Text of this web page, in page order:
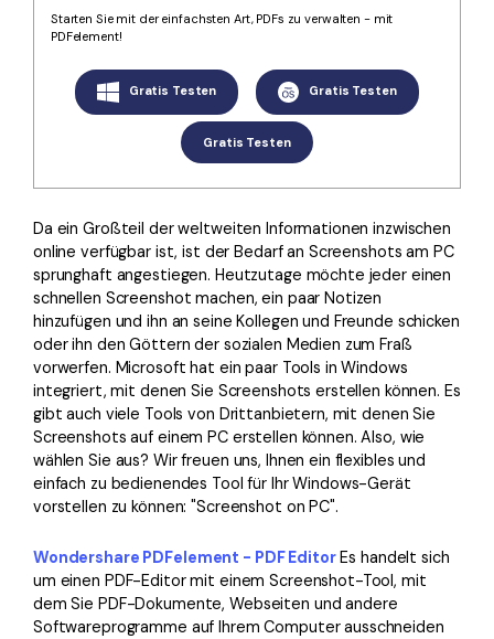
PDF freigeben
eSign PDFs rechtmäßig Neu
Branchen
Bildung
IT-Dienstleistung
Rechtliches
Gesundheitswesen
Finanzen
Regierung
Veröffentlichung
Freiberufler
Alle PDF-Funktionen
Was ist NEU
Benutzerhandbuch
PDFelement für Windows
PDFelement für iOS
PDFelement für Android
Mehr erfahren
Bewertungen
Sehen Sie, was unsere Nutzer sagen.
Kostenlose PDF-Vorlagen
Bearbeiten, Drucken und Anpassen von kostenlosen Vorlagen.
PDF-Wissen
PDF-bezogene Informationen, die Sie benötigen.
Download-Zentrum
Laden Sie die leistungsstärksten und einfachsten PDF-Tools
Starten Sie mit der einfachsten Art, PDFs zu verwalten - mit
PDFelement!
Gratis Testen Gratis Testen
Gratis Testen
Da ein Großteil der weltweiten Informationen inzwischen
online verfügbar ist, ist der Bedarf an Screenshots am PC
sprunghaft angestiegen. Heutzutage möchte jeder einen
schnellen Screenshot machen, ein paar Notizen
hinzufügen und ihn an seine Kollegen und Freunde schicken
oder ihn den Göttern der sozialen Medien zum Fraß
vorwerfen. Microsoft hat ein paar Tools in Windows
integriert, mit denen Sie Screenshots erstellen können. Es
gibt auch viele Tools von Drittanbietern, mit denen Sie
Screenshots auf einem PC erstellen können. Also, wie
wählen Sie aus? Wir freuen uns, Ihnen ein flexibles und
einfach zu bedienendes Tool für Ihr Windows-Gerät
vorstellen zu können: "Screenshot on PC".
Wondershare PDFelement - PDF EditorEs handelt sich
um einen PDF-Editor mit einem Screenshot-Tool, mit
dem Sie PDF-Dokumente, Webseiten und andere
Softwareprogramme auf Ihrem Computer ausschneiden